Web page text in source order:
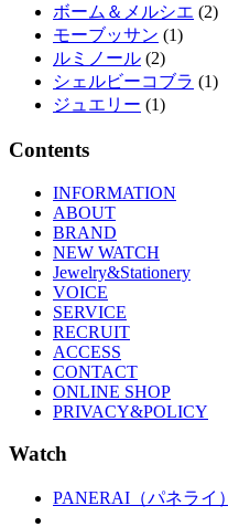
ボーム＆メルシエ (2)
モーブッサン (1)
ルミノール (2)
シェルビーコブラ (1)
ジュエリー (1)
Contents
INFORMATION
ABOUT
BRAND
NEW WATCH
Jewelry&Stationery
VOICE
SERVICE
RECRUIT
ACCESS
CONTACT
ONLINE SHOP
PRIVACY&POLICY
Watch
PANERAI（パネライ）